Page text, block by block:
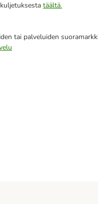
täältä.
tai palveluiden